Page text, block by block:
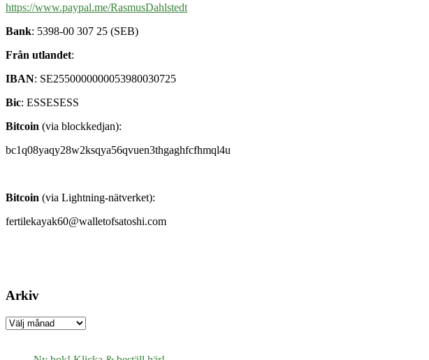
https://www.paypal.me/RasmusDahlstedt
Bank: 5398-00 307 25 (SEB)
Från utlandet:
IBAN: SE2550000000053980030725
Bic: ESSESESS
Bitcoin (via blockkedjan):
bc1q08yaqy28w2ksqya56qvuen3thgaghfcfhmql4u
Bitcoin (via Lightning-nätverket):
fertilekayak60@walletofsatoshi.com
Arkiv
Arkiv